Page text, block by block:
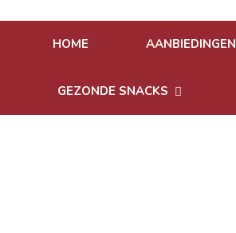
HOME AANBIEDINGEN
GEZONDE SNACKS